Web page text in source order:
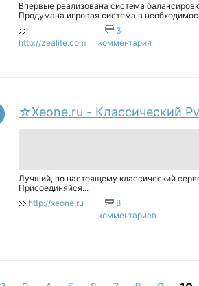
Впервые реализована система
Продумана игровая система в
никогда будут ценится игровые саппорты,
http://zealite.com
3
комментария
☆Xeone.ru - Классический
Лучший, по настоящему классический
Присоединяйся...
http://xeone.ru
8
комментариев